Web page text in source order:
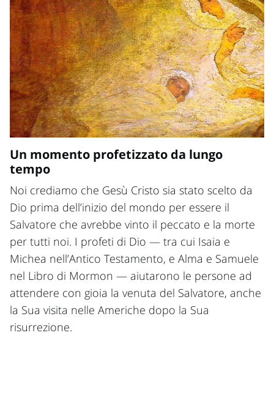
Un momento profetizzato da lungo
tempo
Noi crediamo che Gesù Cristo sia stato scelto da
Dio prima dell’inizio del mondo per essere il
Salvatore che avrebbe vinto il peccato e la morte
per tutti noi. I profeti di Dio — tra cui Isaia e
Michea nell’Antico Testamento, e Alma e Samuele
nel Libro di Mormon — aiutarono le persone ad
attendere con gioia la venuta del Salvatore, anche
la Sua visita nelle Americhe dopo la Sua
risurrezione.